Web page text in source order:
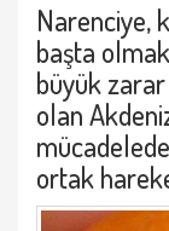
Narenciye,
başta
büyük
olan
ortak